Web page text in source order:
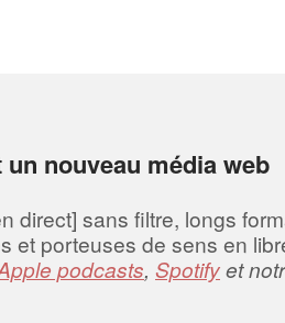
nouveau média web
direct] sans filtre, longs
et porteuses de sens en
podcasts, Spotifyet